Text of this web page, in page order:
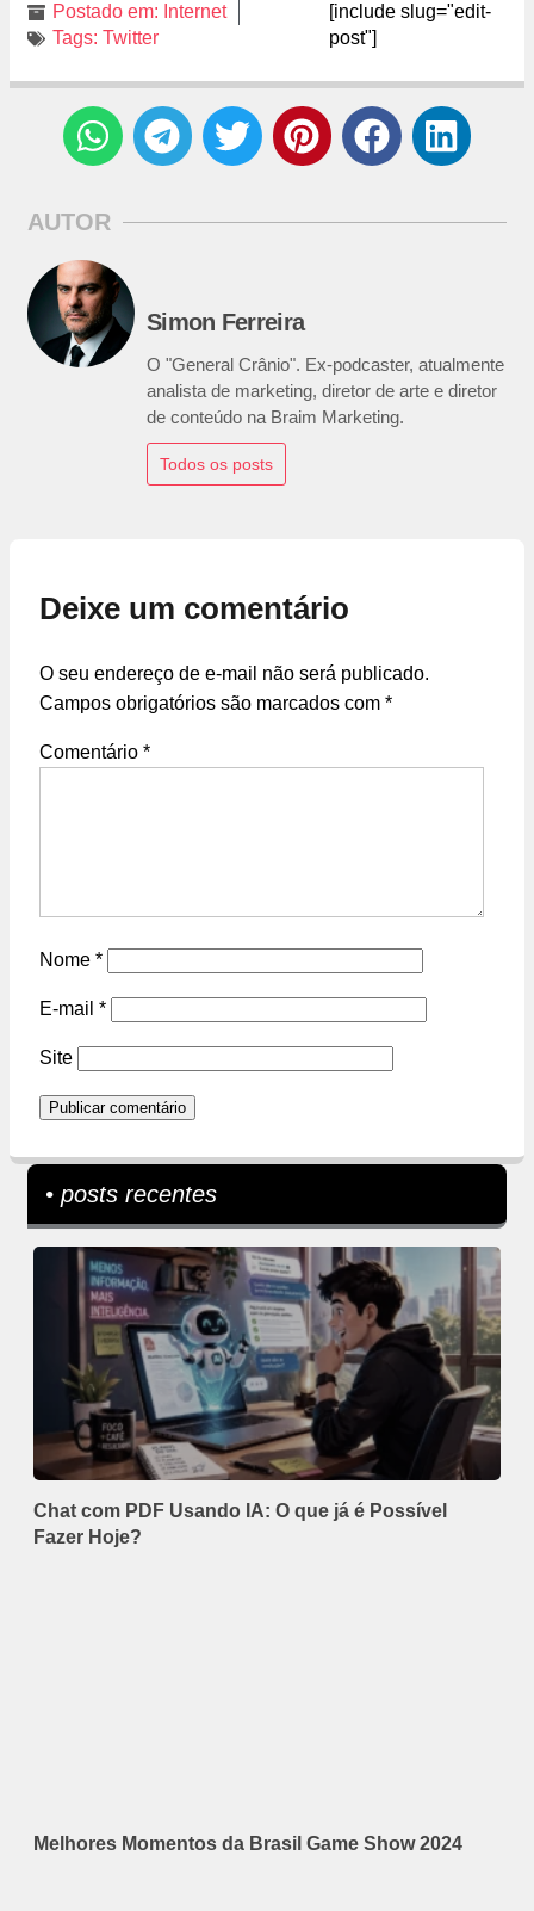
Postado em: Internet
Tags: Twitter
[include slug="edit-
post"]
AUTOR
Simon Ferreira
O "General Crânio". Ex-podcaster, atualmente
analista de marketing, diretor de arte e diretor
de conteúdo na Braim Marketing.
Todos os posts
Deixe um comentário
O seu endereço de e-mail não será publicado.
Campos obrigatórios são marcados com *
Comentário *
Nome *
E-mail *
Site
• posts recentes
Chat com PDF Usando IA: O que já é Possível
Fazer Hoje?
Melhores Momentos da Brasil Game Show 2024